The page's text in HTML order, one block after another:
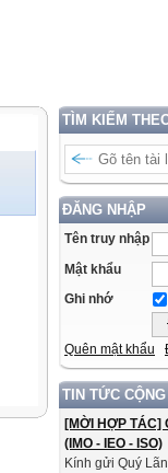
TÌM KIẾM
ĐĂNG NHẬP
Tên truy nhập
Mật khẩu
Ghi nhớ
Quên mật khẩu
TIN TỨC
[MỜI HỢP
(IMO - IEO - ISO)
Kính gửi Quý